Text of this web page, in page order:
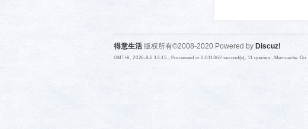
武汉
得意生活 版权所有©2008-2020 Powered by Discuz!
GMT+8, 2026-8-6 13:15 , Processed in 0.011362 second(s), 11 queries , Memcache On.